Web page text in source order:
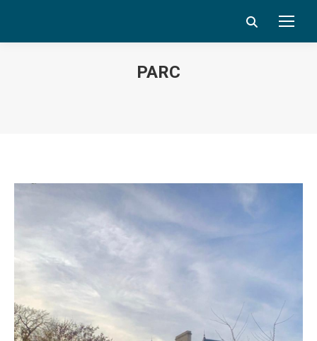
Search:
PARC